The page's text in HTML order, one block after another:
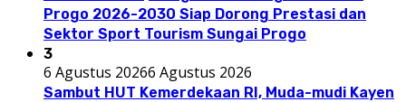
Progo 2026-2030 Siap Dorong Prestasi dan
Sektor Sport Tourism Sungai Progo
3
6 Agustus 20266 Agustus 2026
Sambut HUT Kemerdekaan RI, Muda-mudi Kayen